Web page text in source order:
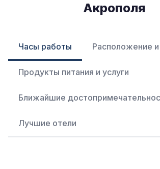
Акрополя
Часы работы Расположение
Продукты питания и услуги
Ближайшие
Лучшие отели